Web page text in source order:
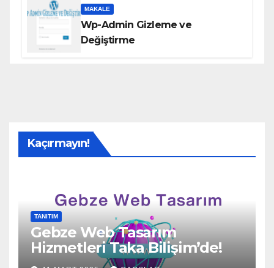
MAKALE
Wp-Admin Gizleme ve
Değiştirme
Kaçırmayın!
TANITIM
Gebze Web Tasarım
Hizmetleri Taka Bilişim’de!